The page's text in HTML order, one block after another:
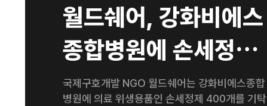
월드쉐어, 강화비에스
종합병원에 손세정제
400개 기탁
국제구호개발 NGO 월드쉐어는 강화비에스종합
병원에 의료 위생용품인 손세정제 400개를 기탁